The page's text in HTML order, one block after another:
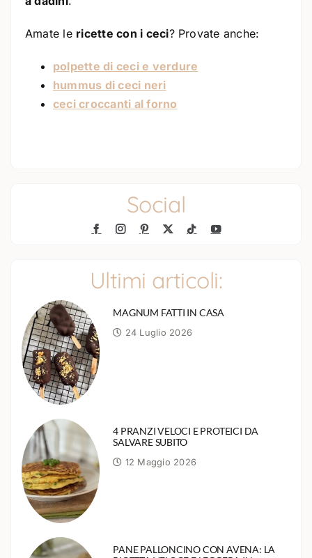
Amate le ricette con i ceci? Provate anche:
polpette di ceci e verdure
hummus di ceci neri
ceci croccanti al forno
Social
Ultimi articoli:
MAGNUM FATTI IN CASA
24 Luglio 2026
4 PRANZI VELOCI E PROTEICI DA
SALVARE SUBITO
12 Maggio 2026
PANE PALLONCINO CON AVENA: LA